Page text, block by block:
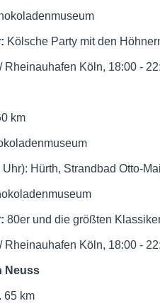
Kölsche Party mit den
Rheinauhafen Köln, 18:00 -
km
Hürth, Strandbad Otto-
80er und die größten
Rheinauhafen Köln, 18:00 -
Neuss
65 km